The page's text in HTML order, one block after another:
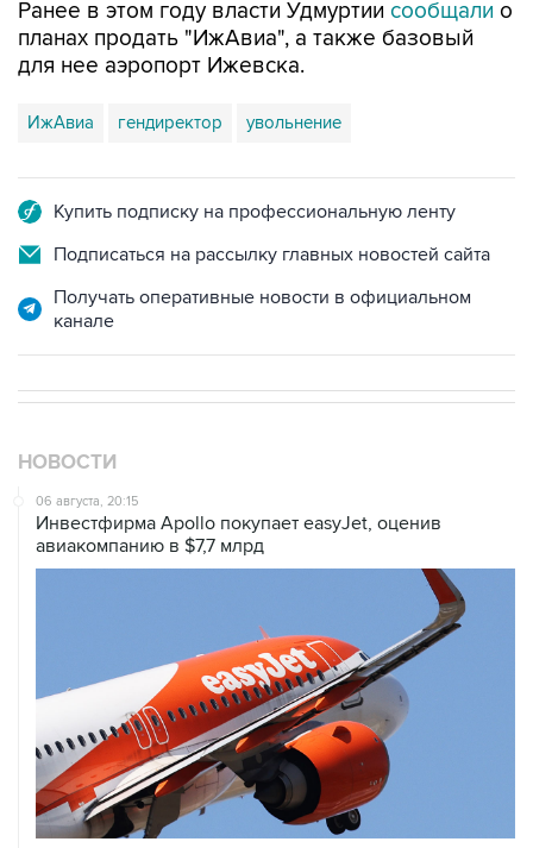
Ранее в этом году власти Удмуртии сообщали о
планах продать "ИжАвиа", а также базовый
для нее аэропорт Ижевска.
ИжАвиа гендиректор увольнение
Купить подписку на профессиональную ленту
Подписаться на рассылку главных новостей сайта
Получать оперативные новости в официальном
канале
НОВОСТИ
06 августа, 20:15
Инвестфирма Apollo покупает easyJet, оценив
авиакомпанию в $7,7 млрд